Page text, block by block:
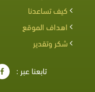
كيف تساعدنا
اهداف الموقع
شكر وتقدير
تابعنا عبر :